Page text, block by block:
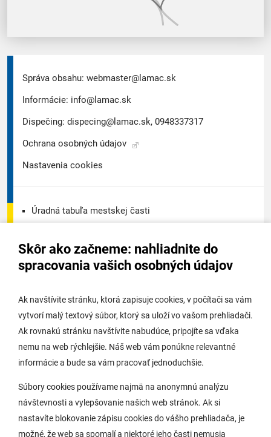
Skôr ako začneme: nahliadnite do
spracovania vašich osobných údajov
Ak navštívite stránku, ktorá zapisuje cookies, v počítači sa vám
vytvorí malý textový súbor, ktorý sa uloží vo vašom prehliadači.
Ak rovnakú stránku navštívite nabudúce, pripojíte sa vďaka
nemu na web rýchlejšie. Náš web vám ponúkne relevantné
informácie a bude sa vám pracovať jednoduchšie.
Súbory cookies používame najmä na anonymnú analýzu
návštevnosti a vylepšovanie našich web stránok. Ak si
nastavíte blokovanie zápisu cookies do vášho prehliadača, je
možné, že web sa spomalí a niektoré jeho časti nemusia
Správa obsahu: webmaster@lamac.sk
Informácie: info@lamac.sk
Dispečing: dispecing@lamac.sk, 0948337317
Ochrana osobných údajov
Nastavenia cookies
Úradná tabuľa mestskej časti
Úradná tabuľa stavebného úradu
Potrebujem vybaviť
Samospráva
O Lamači